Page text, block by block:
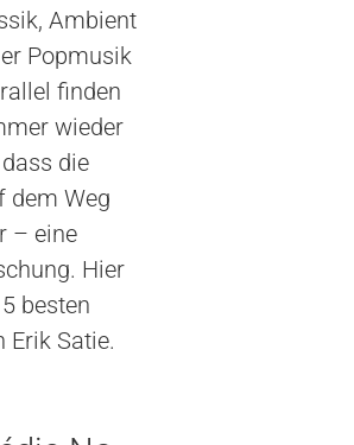
Ambient
Popmusik
finden
wieder
die
dem Weg
– eine
Hier
besten
Erik Satie.